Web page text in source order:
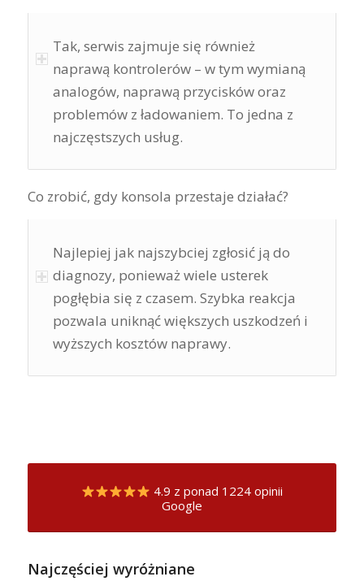
Tak, serwis zajmuje się również
naprawą kontrolerów – w tym wymianą
analogów, naprawą przycisków oraz
problemów z ładowaniem. To jedna z
najczęstszych usług.
Co zrobić, gdy konsola przestaje działać?
Najlepiej jak najszybciej zgłosić ją do
diagnozy, ponieważ wiele usterek
pogłębia się z czasem. Szybka reakcja
pozwala uniknąć większych uszkodzeń i
wyższych kosztów naprawy.
4.9 z ponad 1224 opinii
Google
Najczęściej wyróżniane